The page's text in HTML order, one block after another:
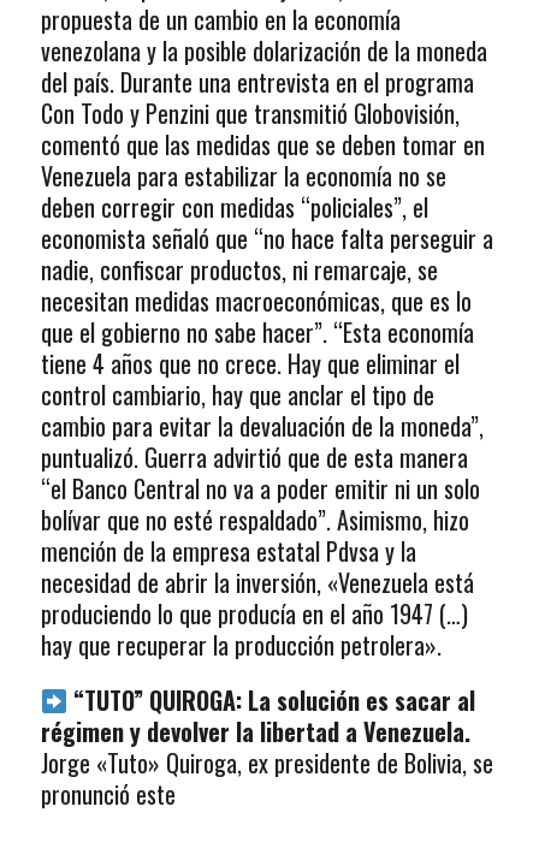
propuesta de un cambio en la economía
venezolana y la posible dolarización de la moneda
del país. Durante una entrevista en el programa
Con Todo y Penzini que transmitió Globovisión,
comentó que las medidas que se deben tomar en
Venezuela para estabilizar la economía no se
deben corregir con medidas “policiales”, el
economista señaló que “no hace falta perseguir a
nadie, confiscar productos, ni remarcaje, se
necesitan medidas macroeconómicas, que es lo
que el gobierno no sabe hacer”. “Esta economía
tiene 4 años que no crece. Hay que eliminar el
control cambiario, hay que anclar el tipo de
cambio para evitar la devaluación de la moneda”,
puntualizó. Guerra advirtió que de esta manera
“el Banco Central no va a poder emitir ni un solo
bolívar que no esté respaldado”. Asimismo, hizo
mención de la empresa estatal Pdvsa y la
necesidad de abrir la inversión, «Venezuela está
produciendo lo que producía en el año 1947 (…)
hay que recuperar la producción petrolera».
“TUTO” QUIROGA: La solución es sacar al
régimen y devolver la libertad a Venezuela.
Jorge «Tuto» Quiroga, ex presidente de Bolivia, se
pronunció este